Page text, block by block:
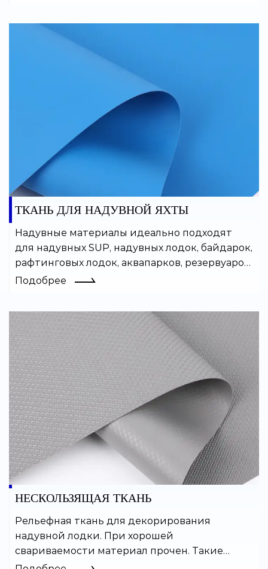
воздухонепроницаемостью.
ТКАНЬ ДЛЯ НАДУВНОЙ ЯХТЫ
Надувные материалы идеально подходят
для надувных SUP, надувных лодок, байдарок,
рафтинговых лодок, аквапарков, резервуаров
для воды и многих других надувных изделий.
воздухонепроницаемостью.
Подобрее
НЕСКОЛЬЗЯЩАЯ ТКАНЬ
Рельефная ткань для декорирования
надувной лодки. При хорошей
свариваемости материал прочен. Такие
тенты доступны в различных цветах и могут